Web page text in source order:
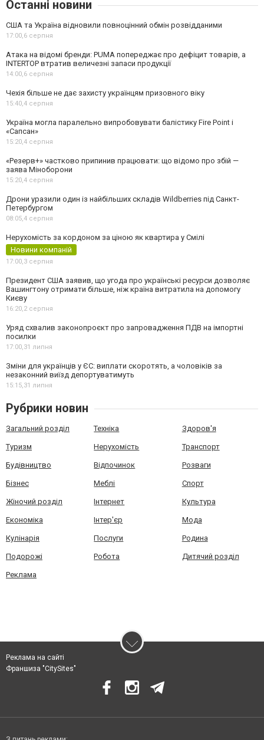
Останні новини
США та Україна відновили повноцінний обмін розвідданими
17:00,6 серпня
Атака на відомі бренди: PUMA попереджає про дефіцит товарів, а
INTERTOP втратив величезні запаси продукції
14:00,6 серпня
Чехія більше не дає захисту українцям призовного віку
15:40,4 серпня
Україна могла паралельно випробовувати балістику Fire Point і
«Сапсан»
15:20,4 серпня
«Резерв+» частково припинив працювати: що відомо про збій —
заява Міноборони
15:20,4 серпня
Дрони уразили один із найбільших складів Wildberries під Санкт-
Петербургом
08:05,4 серпня
Нерухомість за кордоном за ціною як квартира у Смілі
Новини компаній
17:00,3 серпня
Президент США заявив, що угода про українські ресурси дозволяє
Вашингтону отримати більше, ніж країна витратила на допомогу
Києву
16:20,2 серпня
Уряд схвалив законопроєкт про запровадження ПДВ на імпортні
посилки
17:00,31 липня
Зміни для українців у ЄС: виплати скоротять, а чоловіків за
незаконний виїзд депортуватимуть
15:15,31 липня
Рубрики новин
Загальний розділ Техніка Здоров'я
Туризм Нерухомість Транспорт
Будівництво Відпочинок Розваги
Бізнес Меблі Спорт
Жіночий розділ Інтернет Культура
Економіка Інтер'єр Мода
Кулінарія Послуги Родина
Подорожі Робота Дитячий розділ
Реклама
Реклама на сайті
Франшиза "CitySites"